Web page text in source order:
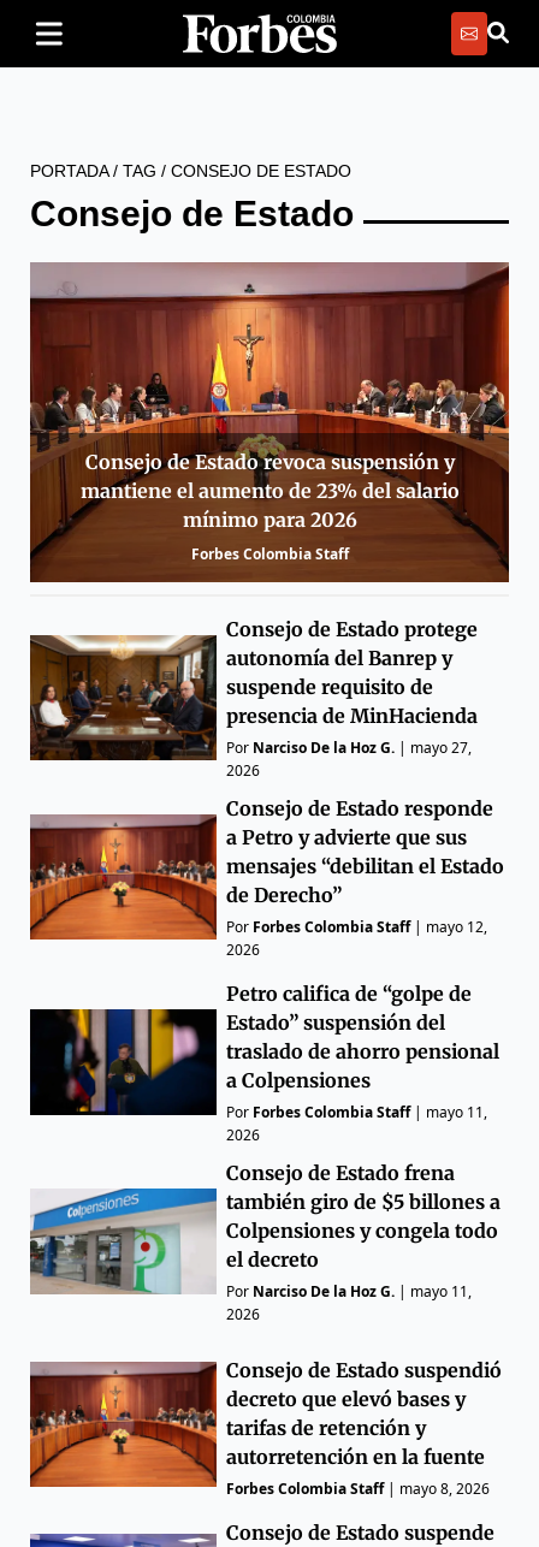
PORTADA/ TAG / CONSEJO DE ESTADO
Consejo de Estado
Consejo de Estado revoca suspensión y
mantiene el aumento de 23% del salario
mínimo para 2026
Forbes Colombia Staff
Consejo de Estado protege
autonomía del Banrep y
suspende requisito de
presencia de MinHacienda
Por Narciso De la Hoz G. | mayo 27,
2026
Consejo de Estado responde
a Petro y advierte que sus
mensajes “debilitan el Estado
de Derecho”
Por Forbes Colombia Staff| mayo 12,
2026
Petro califica de “golpe de
Estado” suspensión del
traslado de ahorro pensional
a Colpensiones
Por Forbes Colombia Staff| mayo 11,
2026
Consejo de Estado frena
también giro de $5 billones a
Colpensiones y congela todo
el decreto
Por Narciso De la Hoz G. | mayo 11,
2026
Consejo de Estado suspendió
decreto que elevó bases y
tarifas de retención y
autorretención en la fuente
Forbes Colombia Staff| mayo 8, 2026
Consejo de Estado suspende